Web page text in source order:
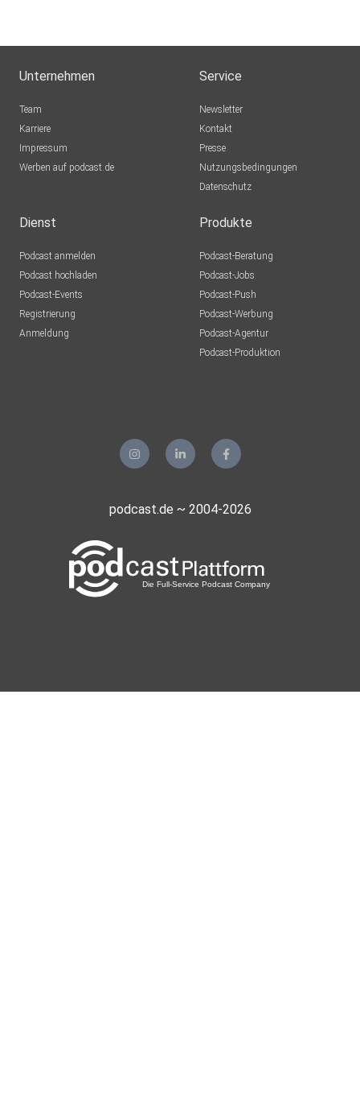
internationalen Human Design Schule (IHDS)
Unternehmen
Team
Karriere
Impressum
Werben auf podcast.de
Service
Newsletter
Kontakt
Presse
Nutzungsbedingungen
Datenschutz
Dienst
Podcast anmelden
Podcast hochladen
Podcast-Events
Registrierung
Anmeldung
Produkte
Podcast-Beratung
Podcast-Jobs
Podcast-Push
Podcast-Werbung
Podcast-Agentur
Podcast-Produktion
podcast.de ~ 2004-2026